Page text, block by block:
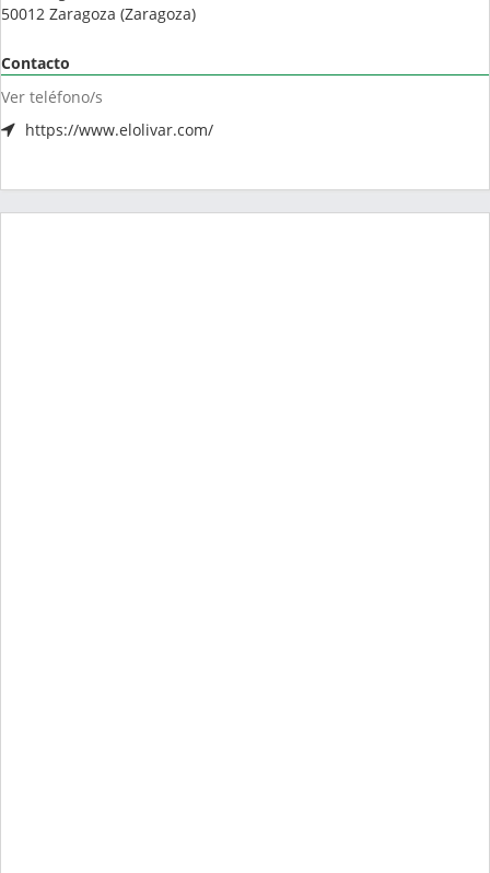
50012 Zaragoza (Zaragoza)
Contacto
Ver teléfono/s
https://www.elolivar.com/